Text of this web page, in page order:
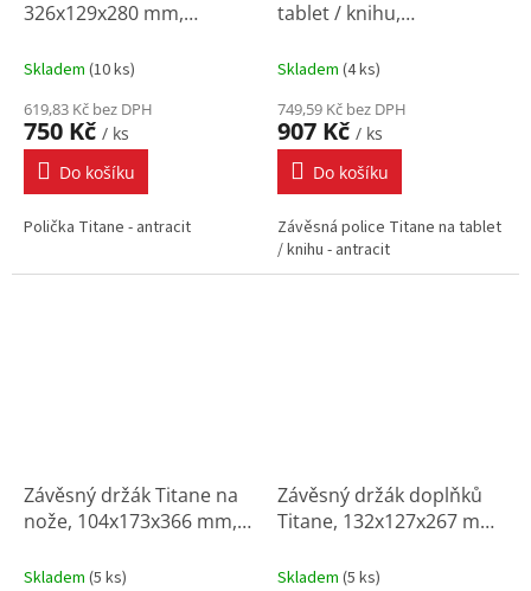
326x129x280 mm,
Skladem (10 ks)
619,83 Kč bez DPH
750 Kč / ks
Do košíku
Polička Titane - antracit
tablet / knihu,
antracit
Skladem (4 ks)
749,59 Kč bez DPH
907 Kč / ks
Do košíku
Závěsná police Titane na tablet
/ knihu - antracit
Závěsný držák Titane na
nože, 104x173x366 mm,
Skladem (5 ks)
Závěsný držák doplňků
Titane, 132x127x267 mm,
Skladem (5 ks)